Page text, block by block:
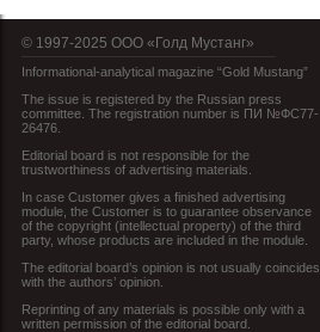
© 1997-2025 OOO «Голд Мустанг»
Informational-analytical magazine “Gold Mustang”
The issue is registered by the Russian press
committee. The registration number is ПИ №ФС77-
26476.
Editorial board is not responsible for the
trustworthiness of advertising materials.
In case Customer gives a finished advertising
module, the Customer is to guarantee observance
of the copyright (intellectual property) of the third
party, whose products are included in the module.
The editorial board’s opinion is not usually coincides
with the authors’ opinion.
Reprinting of any materials is possible only with a
written permission of the editorial board.